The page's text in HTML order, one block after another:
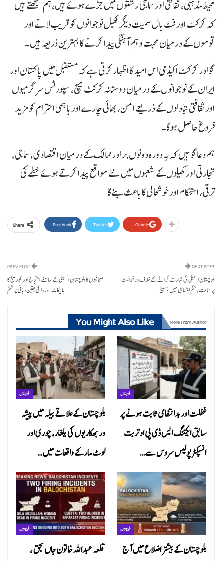
محیط مذہبی، ثقافتی اور سماجی رشتوں میں جڑے ہوئے ہیں، ہم سمجھتے ہیں
کہ کرکٹ اور فٹ بال سمیت دیگر کھیل نوجوانوں کو قریب لانے اور
قوموں کے درمیان محبت و ہم آہنگی پیدا کرنے کا بہترین ذریعہ ہیں۔
گوادر کرکٹ اکیڈمی اس امید کا اظہار کرتی ہے کہ مستقبل میں پاکستان اور
ایران کے نوجوانوں کے درمیان دوستانہ کرکٹ میچ، سپورٹس سرگرمیوں
اور ثقافتی تبادلوں کے ذریعے امن، بھائی چارے اور باہمی احترام کو مزید
فروغ حاصل ہوگا۔
ہم دعاگو ہیں کہ یہ دورہ دونوں برادر ممالک کے درمیان اقتصادی، سماجی،
تجارتی اور کھیلوں کے شعبوں میں نئے مواقع پیدا کرتے ہوئے خطے کی
ترقی، استحکام اور خوشحالی کا باعث بنے گا
Share Facebook Twitter Google+
صحافیوں کا بلوچستان اسمبلی کے سامنے احتجاج اور کوریج کا
بائیکاٹ، وزرا کی یقین دہانی پر ختم
NEXT POST
بلوچستان اسمبلی کی عمارت گرانے کے خلاف درخواست
پر سماعت، حکمِ امتناعی میں توسیع
You Might Also Like More From Author
بلوچستان
بلوچستان کے علاقے بیلہ میں پیشہ
ور بھکاریوں کی یلغار، چوری اور
لوٹ مار کے واقعات میں…
بلوچستان
غفلت اور بدانتظامی ثابت ہونے پر
سابق ایکٹنگ ایس ڈی پی او تربت
انسپکٹر پولیس سروس سے…
بلوچستان
قلعہ عبداللہ خاتون جاں بحق ،
بلوچستان
بلوچستان کے بیشتر اضلاع میں آج